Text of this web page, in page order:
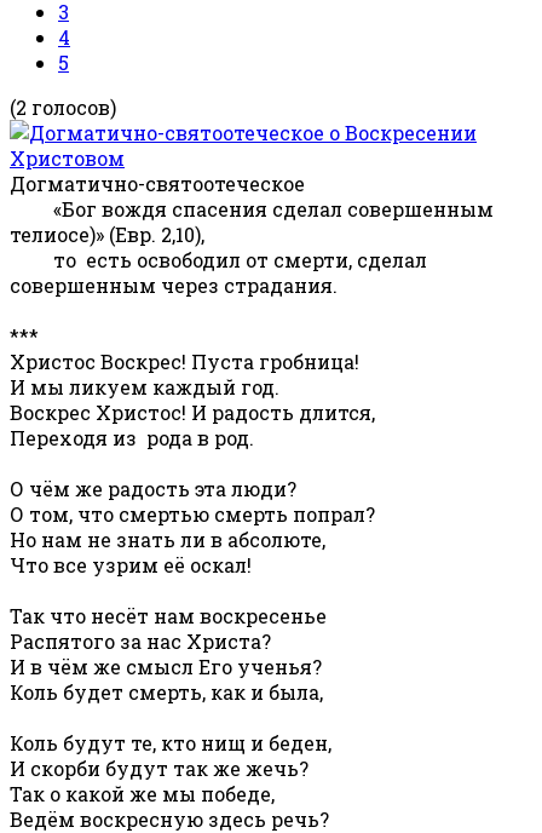
3
4
5
(2 голосов)
Догматично-святоотеческое
«Бог вождя спасения сделал совершенным
телиосе)» (Евр. 2,10),
то есть освободил от смерти, сделал
совершенным через страдания.
***
Христос Воскрес! Пуста гробница!
И мы ликуем каждый год.
Воскрес Христос! И радость длится,
Переходя из рода в род.
О чём же радость эта люди?
О том, что смертью смерть попрал?
Но нам не знать ли в абсолюте,
Что все узрим её оскал!
Так что несёт нам воскресенье
Распятого за нас Христа?
И в чём же смысл Его ученья?
Коль будет смерть, как и была,
Коль будут те, кто нищ и беден,
И скорби будут так же жечь?
Так о какой же мы победе,
Ведём воскресную здесь речь?